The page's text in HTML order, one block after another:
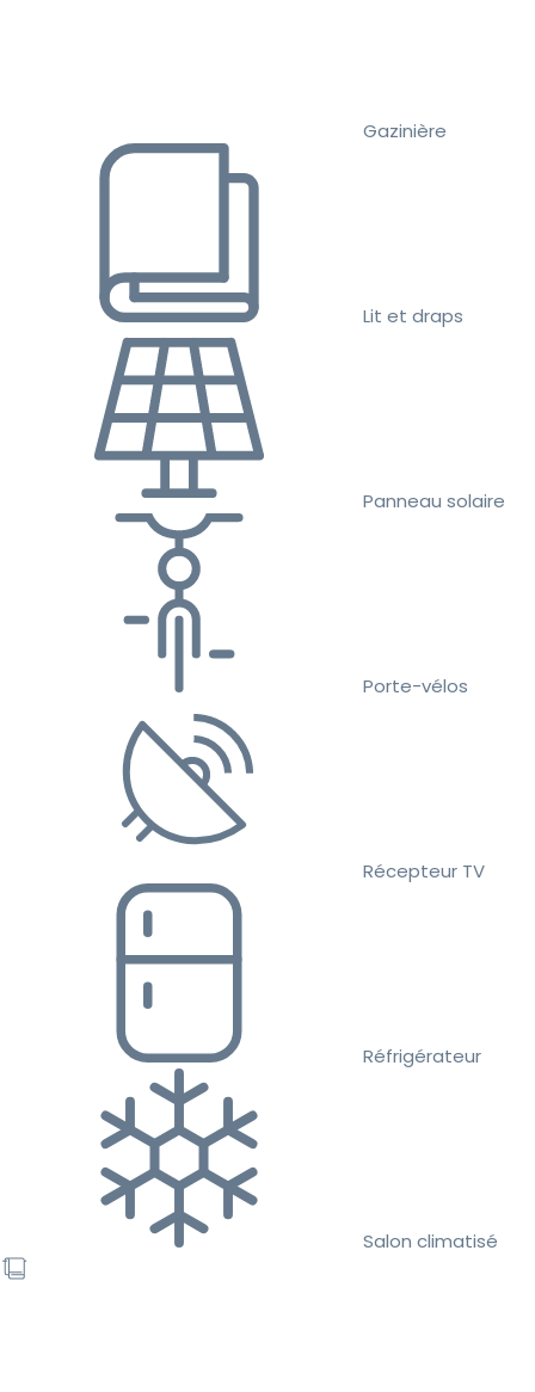
Gazinière
Lit et draps
Panneau solaire
Porte-vélos
Récepteur TV
Réfrigérateur
Salon climatisé